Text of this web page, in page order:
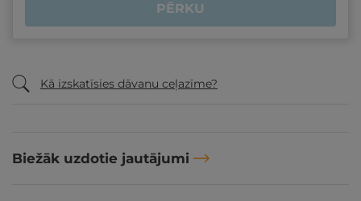
PĒRKU
Kā izskatīsies dāvanu ceļazīme?
Biežāk uzdotie jautājumi